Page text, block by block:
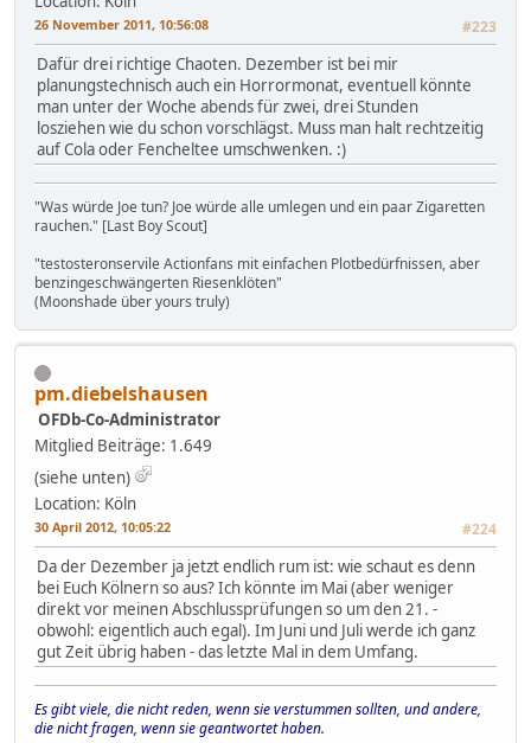
26 November 2011, 10:56:08 #223
Dafür drei richtige Chaoten. Dezember ist bei mir
planungstechnisch auch ein Horrormonat, eventuell könnte
man unter der Woche abends für zwei, drei Stunden
losziehen wie du schon vorschlägst. Muss man halt rechtzeitig
auf Cola oder Fencheltee umschwenken. :)
"Was würde Joe tun? Joe würde alle umlegen und ein paar Zigaretten
rauchen." [Last Boy Scout]
"testosteronservile Actionfans mit einfachen Plotbedürfnissen, aber
benzingeschwängerten Riesenklöten"
(Moonshade über yours truly)
pm.diebelshausen
OFDb-Co-Administrator
Mitglied Beiträge: 1.649
(siehe unten)
Location: Köln
30 April 2012, 10:05:22 #224
Da der Dezember ja jetzt endlich rum ist: wie schaut es denn
bei Euch Kölnern so aus? Ich könnte im Mai (aber weniger
direkt vor meinen Abschlussprüfungen so um den 21. -
obwohl: eigentlich auch egal). Im Juni und Juli werde ich ganz
gut Zeit übrig haben - das letzte Mal in dem Umfang.
Es gibt viele, die nicht reden, wenn sie verstummen sollten, und andere,
die nicht fragen, wenn sie geantwortet haben.